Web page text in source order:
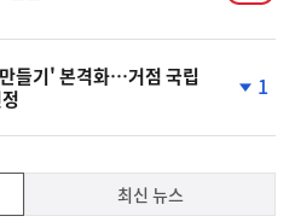
들기' 본격화…거점 국립
계
락
1
최신 뉴스